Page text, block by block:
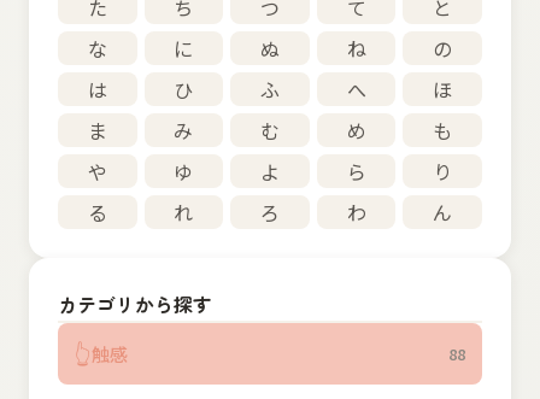
た
ち つ て
と
な
に ぬ ね
の
は
ひ ふ へ
ほ
ま
み む め
も
や
ゆ よ ら
り
る
れ ろ わ ん
カテゴリから探す
👆触感 88